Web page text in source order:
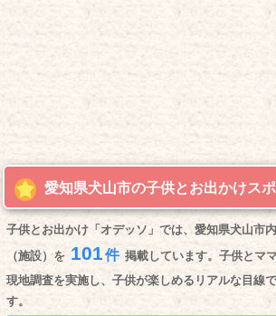
愛知県犬山市の子供とお出かけス
子供とお出かけ「オデッソ」では、愛知県犬山市
（施設）を 101件 掲載しています。子供とマ
現地調査を実施し、子供が楽しめるリアルな目線
す。